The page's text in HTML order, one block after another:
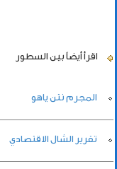
اقرأ أيضاً بين السطور
المجرم نتن ياهو
تقرير الشال الاقتصادي